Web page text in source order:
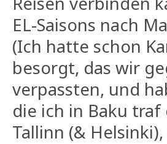
EL-Saisons nach
(Ich hatte schon
besorgt, das wir
verpassten, und
die ich in Baku traf
Tallinn (&